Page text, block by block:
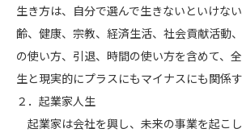
生き方は、自分で選んで生きないといけな
齢、健康、宗教、経済生活、社会貢献活動
の使い方、引退、時間の使い方を含めて、
生と現実的にプラスにもマイナスにも関係す
２．起業家人生
起業家は会社を興し、未来の事業を起こ